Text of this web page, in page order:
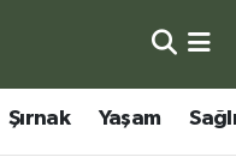
Şırnak Yaşam